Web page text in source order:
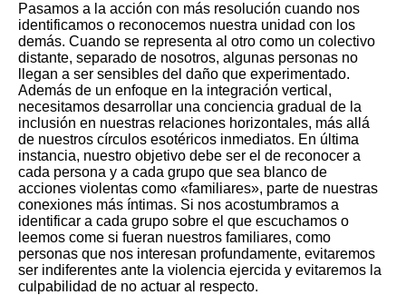
Pasamos a la acción con más resolución cuando nos
identificamos o reconocemos nuestra unidad con los
demás. Cuando se representa al otro como un colectivo
distante, separado de nosotros, algunas personas no
llegan a ser sensibles del daño que experimentado.
Además de un enfoque en la integración vertical,
necesitamos desarrollar una conciencia gradual de la
inclusión en nuestras relaciones horizontales, más allá
de nuestros círculos esotéricos inmediatos. En última
instancia, nuestro objetivo debe ser el de reconocer a
cada persona y a cada grupo que sea blanco de
acciones violentas como «familiares», parte de nuestras
conexiones más íntimas. Si nos acostumbramos a
identificar a cada grupo sobre el que escuchamos o
leemos come si fueran nuestros familiares, como
personas que nos interesan profundamente, evitaremos
ser indiferentes ante la violencia ejercida y evitaremos la
culpabilidad de no actuar al respecto.